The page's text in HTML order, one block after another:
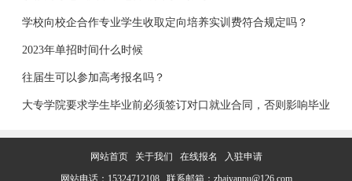
学校向校企合作专业学生收取定向培养实训费符合规定吗？
2023年单招时间什么时候
往届生可以参加高考报名吗？
大专学院要求学生毕业前必须签订对口就业合同，否则影响毕业
网站首页 关于我们 在线报名
入驻申请
网站电话：15324712108 联系邮箱：zhaiyanpu@126.com